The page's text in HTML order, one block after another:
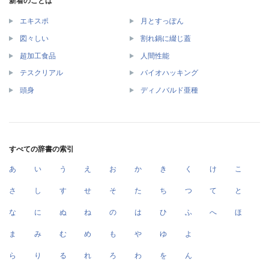
エキスポ 月とすっぽん
図々しい 割れ鍋に綴じ蓋
超加工食品 人間性能
テスクリアル バイオハッキング
頭身 ディノバルド亜種
すべての辞書の索引
あ い う え お か き く け こ
さ し す せ そ た ち つ て と
な に ぬ ね の は ひ ふ へ ほ
ま み む め も や ゆ よ
ら り る れ ろ わ を ん